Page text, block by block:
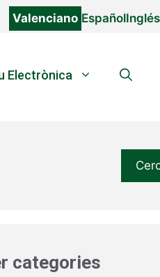
Valenciano EspañolInglés
Electrònica
categories